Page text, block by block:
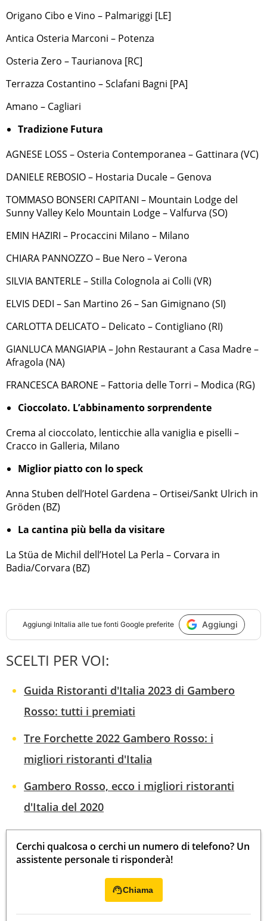
Origano Cibo e Vino – Palmariggi [LE]
Antica Osteria Marconi – Potenza
Osteria Zero – Taurianova [RC]
Terrazza Costantino – Sclafani Bagni [PA]
Amano – Cagliari
Tradizione Futura
AGNESE LOSS – Osteria Contemporanea – Gattinara (VC)
DANIELE REBOSIO – Hostaria Ducale – Genova
TOMMASO BONSERI CAPITANI – Mountain Lodge del
Sunny Valley Kelo Mountain Lodge – Valfurva (SO)
EMIN HAZIRI – Procaccini Milano – Milano
CHIARA PANNOZZO – Bue Nero – Verona
SILVIA BANTERLE – Stilla Colognola ai Colli (VR)
ELVIS DEDI – San Martino 26 – San Gimignano (SI)
CARLOTTA DELICATO – Delicato – Contigliano (RI)
GIANLUCA MANGIAPIA – John Restaurant a Casa Madre –
Afragola (NA)
FRANCESCA BARONE – Fattoria delle Torri – Modica (RG)
Cioccolato. L’abbinamento sorprendente
Crema al cioccolato, lenticchie alla vaniglia e piselli –
Cracco in Galleria, Milano
Miglior piatto con lo speck
Anna Stuben dell’Hotel Gardena – Ortisei/Sankt Ulrich in
Gröden (BZ)
La cantina più bella da visitare
La Stüa de Michil dell’Hotel La Perla – Corvara in
Badia/Corvara (BZ)
Aggiungi InItalia alle tue fonti Google preferite Aggiungi
SCELTI PER VOI:
Guida Ristoranti d'Italia 2023 di Gambero
Rosso: tutti i premiati
Tre Forchette 2022 Gambero Rosso: i
migliori ristoranti d'Italia
Gambero Rosso, ecco i migliori ristoranti
d'Italia del 2020
Cerchi qualcosa o cerchi un numero di telefono? Un
assistente personale ti risponderà!
Chiama